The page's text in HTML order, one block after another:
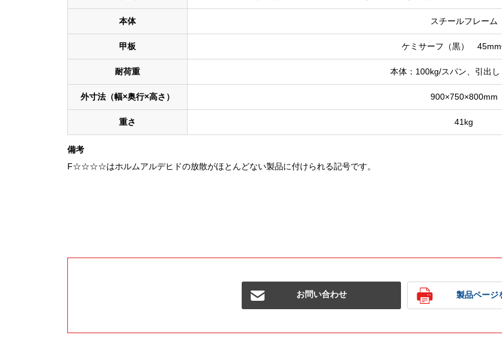
本体 スチールフレーム
甲板 ケミサーフ（黒） 45mm
耐荷重 本体：100kg/スパン、引出
外寸法（幅×奥行×高さ） 900×750×800mm
重さ 41kg
備考
F☆☆☆☆はホルムアルデヒドの放散がほとんどない製品に付けられる記号です。
お問い合わせ 製品ページ